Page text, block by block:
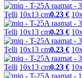
Telli 10x13 cm0.23 €
Telli 10x13 cm0.23 €
Telli 10x13 cm0.23 €
Telli 10x13 cm0.23 €